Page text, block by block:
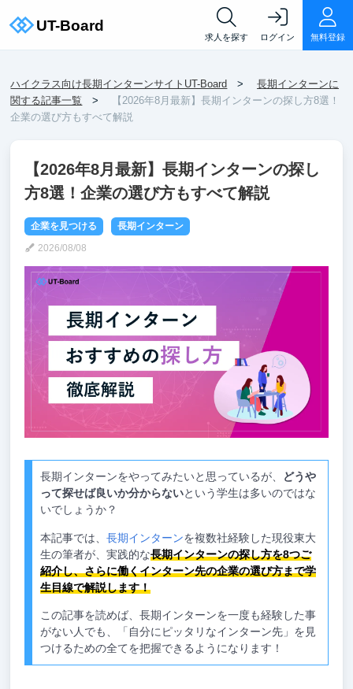
求人を探す ログイン 無料登録
ハイクラス向け長期インターンサイトUT-Board
長期インターンに
関する記事一覧
【2026年8月最新】長期インターンの探し方8選！
企業の選び方もすべて解説
【2026年8月最新】長期インターンの探し
方8選！企業の選び方もすべて解説
企業を見つける 長期インターン
2026/08/08
長期インターンをやってみたいと思っているが、
どうや
って探せば良いか分からないという学生は多いのではな
いでしょうか？
本記事では、 長期インターンを複数社経験した現役東大
生の筆者が、実践的な長期インターンの探し方を8つご
紹介し、さらに働くインターン先の企業の選び方まで学
生目線で解説します！
この記事を読めば、長期インターンを一度も経験した事
がない人でも、「自分にピッタリなインターン先」を見
つけるための全てを把握できるようになります！